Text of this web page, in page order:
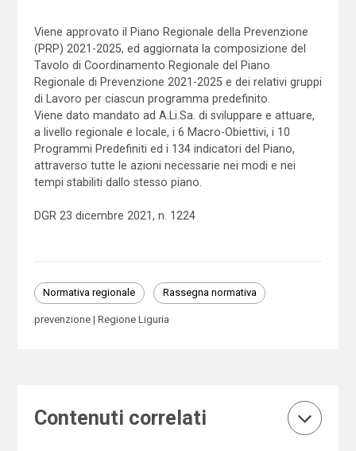
Viene approvato il Piano Regionale della Prevenzione
(PRP) 2021-2025, ed aggiornata la composizione del
Tavolo di Coordinamento Regionale del Piano
Regionale di Prevenzione 2021-2025 e dei relativi gruppi
di Lavoro per ciascun programma predefinito.
Viene dato mandato ad A.Li.Sa. di sviluppare e attuare,
a livello regionale e locale, i 6 Macro-Obiettivi, i 10
Programmi Predefiniti ed i 134 indicatori del Piano,
attraverso tutte le azioni necessarie nei modi e nei
tempi stabiliti dallo stesso piano.
DGR 23 dicembre 2021, n. 1224
Normativa regionale Rassegna normativa
prevenzione Regione Liguria
Contenuti correlati